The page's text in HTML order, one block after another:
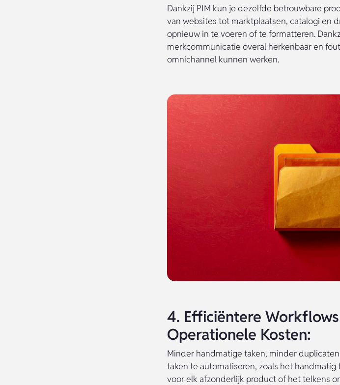
Dankzij PIM kun je dezelfde betrouwbare
van websites tot marktplaatsen, catalogi en
opnieuw in te voeren of te formatteren.
merkcommunicatie overal herkenbaar en
omnichannel kunnen werken.
4. Efficiëntere
Operationele Kosten:
Minder handmatige taken, minder
taken te automatiseren, zoals het
voor elk afzonderlijk product of het telkens